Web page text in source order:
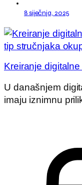
8 siječnja, 2025
Kreiranje
U današnjem
imaju iznimnu